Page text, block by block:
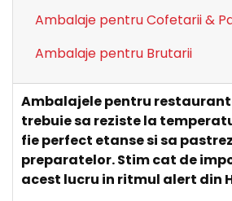
Ambalaje pentru Cofetarii &
Ambalaje pentru Brutarii
Ambalajele pentru
trebuie sa reziste la
fie perfect etanse si sa
preparatelor. Stim cat de
acest lucru in ritmul alert din